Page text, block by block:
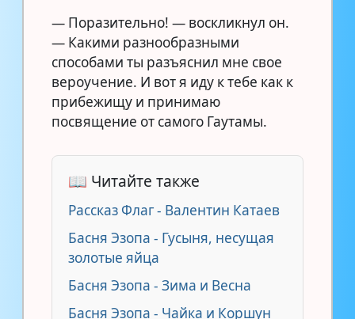
— Поразительно! — воскликнул он.
— Какими разнообразными
способами ты разъяснил мне свое
вероучение. И вот я иду к тебе как к
прибежищу и принимаю
посвящение от самого Гаутамы.
📖 Читайте также
Рассказ Флаг - Валентин Катаев
Басня Эзопа - Гусыня, несущая
золотые яйца
Басня Эзопа - Зима и Весна
Басня Эзопа - Чайка и Коршун